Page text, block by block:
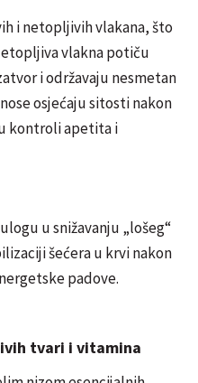
i netopljivih vlakana, što
vlakna potiču
i održavaju nesmetan
osjećaju sitosti nakon
kontroli apetita i
u snižavanju „lošeg“
šećera u krvi nakon
padove.
tvari i vitamina